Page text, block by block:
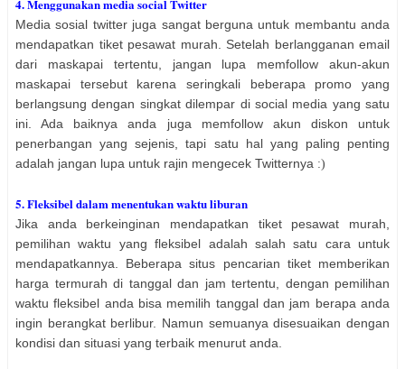
4. Menggunakan media social Twitter
Media sosial twitter juga sangat berguna untuk membantu anda
mendapatkan tiket pesawat murah. Setelah berlangganan email
dari maskapai tertentu, jangan lupa memfollow akun-akun
maskapai tersebut karena seringkali beberapa promo yang
berlangsung dengan singkat dilempar di social media yang satu
ini. Ada baiknya anda juga memfollow akun diskon untuk
penerbangan yang sejenis, tapi satu hal yang paling penting
adalah jangan lupa untuk rajin mengecek Twitternya :)
5. Fleksibel dalam menentukan waktu liburan
Jika anda berkeinginan mendapatkan tiket pesawat murah,
pemilihan waktu yang fleksibel adalah salah satu cara untuk
mendapatkannya. Beberapa situs pencarian tiket memberikan
harga termurah di tanggal dan jam tertentu, dengan pemilihan
waktu fleksibel anda bisa memilih tanggal dan jam berapa anda
ingin berangkat berlibur. Namun semuanya disesuaikan dengan
kondisi dan situasi yang terbaik menurut anda.